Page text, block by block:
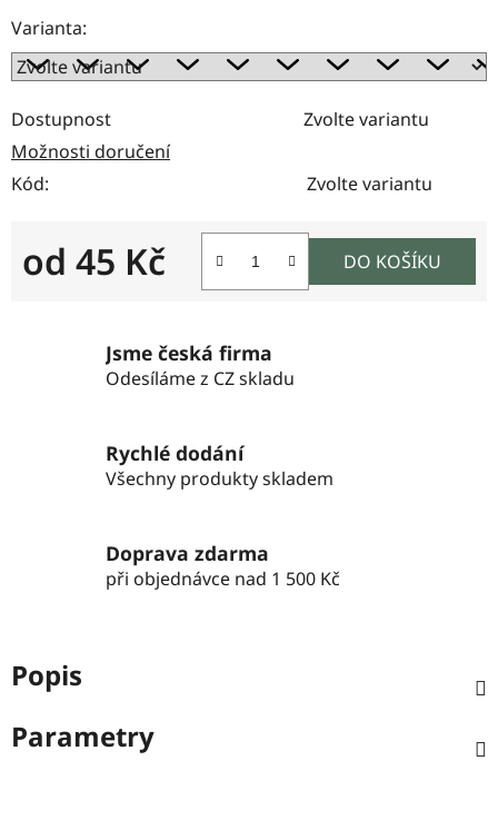
Varianta:
Dostupnost
Zvolte variantu
Možnosti doručení
Kód:
Zvolte variantu
od 45 Kč DO KOŠÍKU
Jsme česká firma
Odesíláme z CZ skladu
Rychlé dodání
Všechny produkty skladem
Doprava zdarma
při objednávce nad 1 500 Kč
Popis
Parametry